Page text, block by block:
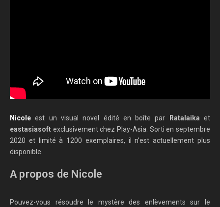
Nicoleest un visual novel édité en boîte par Ratalaika et
eastasiasoft exclusivement chez Play-Asia. Sorti en septembre
2020 et limité à 1200 exemplaires, il n’est actuellement plus
disponible.
A propos de Nicole
Pouvez-vous résoudre le mystère des enlèvements sur le